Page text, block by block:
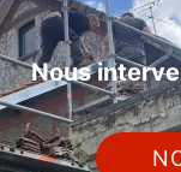
Nous